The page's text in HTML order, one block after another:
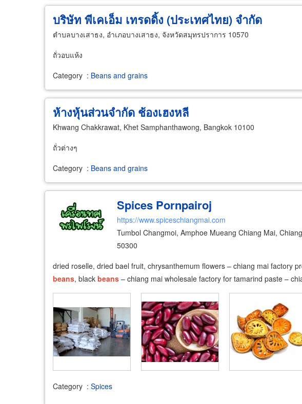
บริษัท พีเคเอ็ม เทรดดิ้ง (ประเทศไทย) จำกัด
ตำบลบางเสาธง, อำเภอบางเสาธง, จังหวัดสมุทรปราการ 10570
ถั่วอบแห้ง
Category : Beans and grains
ห้างหุ้นส่วนจำกัด ช้องเฮงหลี
Khwang Chakkrawat, Khet Samphanthawong, Bangkok 10100
ถั่วต่างๆ
Category : Beans and grains
Spices Pornpairoj
https://www.spiceschiangmai.com
Tumbol Changmoi, Amphoe Mueang Chiang Mai,
50300
dried roselle, dried bael fruit, chrysanthemum flowers – chiang mai factory
beans, black beans – chiang mai wholesale factory for tamarind paste –
Category : Spices